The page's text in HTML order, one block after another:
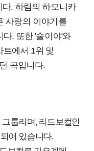
. 하림의 하모니카
사랑의 이야기를
. 또한 '술이야'와
트에서 1위 및
곡입니다.
룹리며, 리드보컬인
어 있습니다.